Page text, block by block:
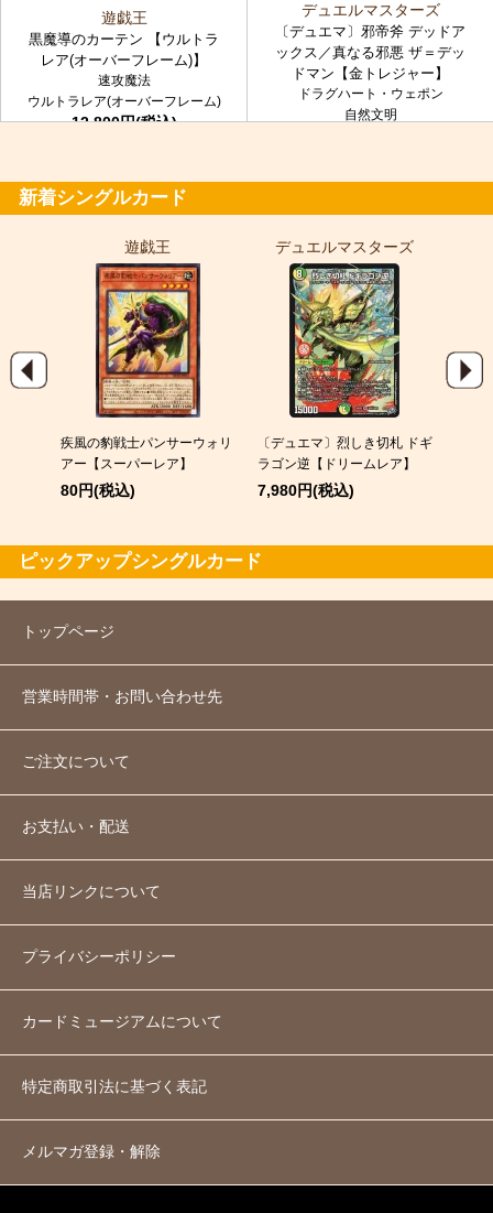
遊戯王
黒魔導のカーテン 【ウルトラ
レア(オーバーフレーム)】
速攻魔法
ウルトラレア(オーバーフレーム)
12,800円(税込)
デュエルマスターズ
〔デュエマ〕邪帝斧 デッドア
ックス／真なる邪悪 ザ＝デッ
ドマン【金トレジャー】
ドラグハート・ウェポン
自然文明
新着シングルカード
遊戯王
疾風の豹戦士パンサーウォリ
アー【スーパーレア】
80円(税込)
デュエルマスターズ
〔デュエマ〕烈しき切札 ドギ
ラゴン逆【ドリームレア】
7,980円(税込)
ピックアップシングルカード
トップページ
営業時間帯・お問い合わせ先
ご注文について
お支払い・配送
当店リンクについて
プライバシーポリシー
カードミュージアムについて
特定商取引法に基づく表記
メルマガ登録・解除